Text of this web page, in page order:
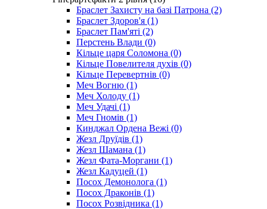
Браслет Захисту на базі Патрона (2)
Браслет Здоров'я (1)
Браслет Пам'яті (2)
Перстень Влади (0)
Кільце царя Соломона (0)
Кільце Повелителя духів (0)
Кільце Перевертнів (0)
Меч Вогню (1)
Меч Холоду (1)
Меч Удачі (1)
Меч Гномів (1)
Кинджал Ордена Вежі (0)
Жезл Друїдів (1)
Жезл Шамана (1)
Жезл Фата-Моргани (1)
Жезл Кадуцей (1)
Посох Демонолога (1)
Посох Драконів (1)
Посох Розвідника (1)